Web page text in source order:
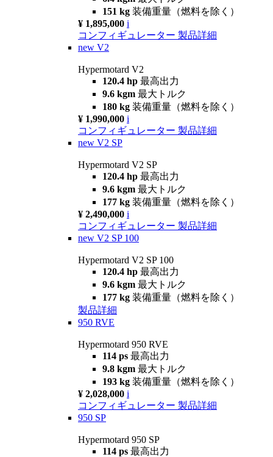
151 kg 装備重量（燃料を除く）
¥ 1,895,000 i
コンフィギュレーター 製品詳細
new V2
Hypermotard V2
120.4 hp 最高出力
9.6 kgm 最大トルク
180 kg 装備重量（燃料を除く）
¥ 1,990,000 i
コンフィギュレーター 製品詳細
new V2 SP
Hypermotard V2 SP
120.4 hp 最高出力
9.6 kgm 最大トルク
177 kg 装備重量（燃料を除く）
¥ 2,490,000 i
コンフィギュレーター 製品詳細
new V2 SP 100
Hypermotard V2 SP 100
120.4 hp 最高出力
9.6 kgm 最大トルク
177 kg 装備重量（燃料を除く）
製品詳細
950 RVE
Hypermotard 950 RVE
114 ps 最高出力
9.8 kgm 最大トルク
193 kg 装備重量（燃料を除く）
¥ 2,028,000 i
コンフィギュレーター 製品詳細
950 SP
Hypermotard 950 SP
114 ps 最高出力